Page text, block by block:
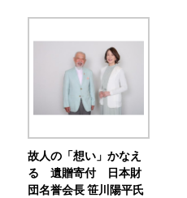
故人の「想い」かなえ
る 遺贈寄付 日本財
団名誉会長 笹川陽平氏